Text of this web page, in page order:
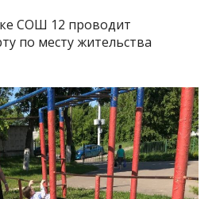
СОШ 12 проводит
по месту жительства